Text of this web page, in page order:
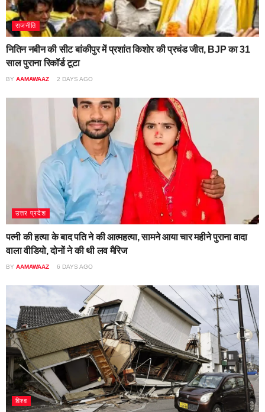
राजनीति
नितिन नबीन की सीट बांकीपुर में प्रशांत किशोर की प्रचंड जीत, BJP का 31
साल पुराना रिकॉर्ड टूटा
BY AAMAWAAZ 2 DAYS AGO
उत्तर प्रदेश
पत्नी की हत्या के बाद पति ने की आत्महत्या, सामने आया चार महीने पुराना वादा
वाला वीडियो, दोनों ने की थी लव मैरिज
BY AAMAWAAZ 6 DAYS AGO
विश्व